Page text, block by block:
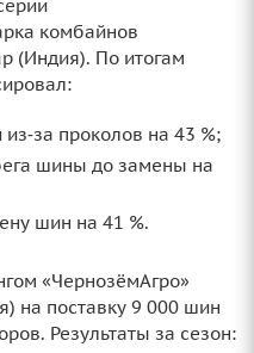
комбайнов
(Индия). По итогам
проколов на 43 %;
шины до замены на
шин на 41 %.
«ЧернозёмАгро»
на поставку 9 000 шин
Результаты за сезон: